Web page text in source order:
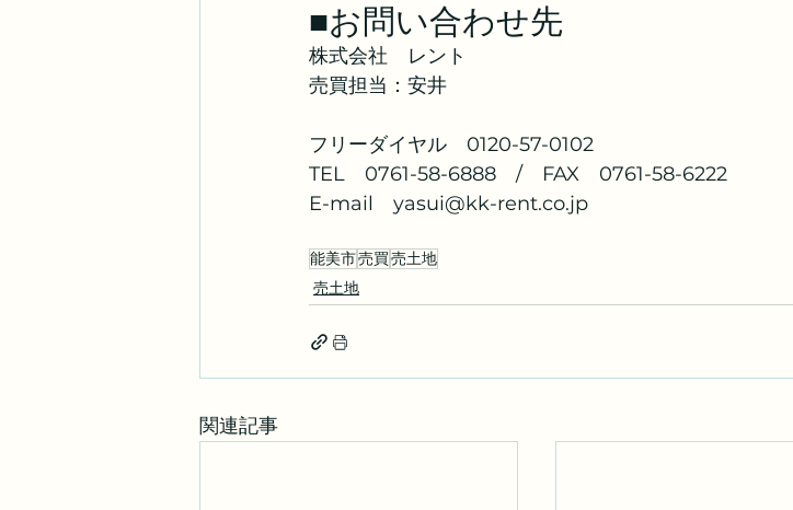
■お問い合わせ先
株式会社　レント
売買担当：安井
フリーダイヤル　0120-57-0102
TEL　0761-58-6888　/　FAX　0761-58-6222
E-mail　yasui@kk-rent.co.jp
能美市売買売土地
売土地
関連記事